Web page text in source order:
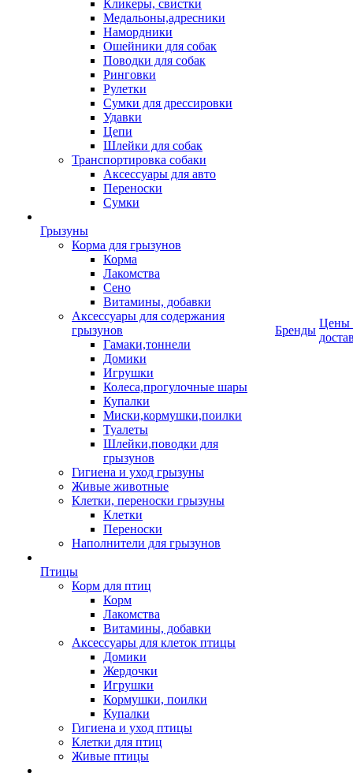
Кликеры, свистки
Медальоны,адресники
Намордники
Ошейники для собак
Поводки для собак
Ринговки
Рулетки
Сумки для дрессировки
Удавки
Цепи
Шлейки для собак
Транспортировка собаки
Аксессуары для авто
Переноски
Сумки
Грызуны
Корма для грызунов
Корма
Лакомства
Сено
Витамины, добавки
Аксессуары для содержания
грызунов
Гамаки,тоннели
Домики
Игрушки
Колеса,прогулочные шары
Купалки
Миски,кормушки,поилки
Туалеты
Шлейки,поводки для
грызунов
Гигиена и уход грызуны
Живые животные
Клетки, переноски грызуны
Клетки
Переноски
Наполнители для грызунов
Птицы
Корм для птиц
Корм
Лакомства
Витамины, добавки
Аксессуары для клеток птицы
Домики
Жердочки
Игрушки
Кормушки, поилки
Купалки
Гигиена и уход птицы
Клетки для птиц
Живые птицы
Бренды
Цены